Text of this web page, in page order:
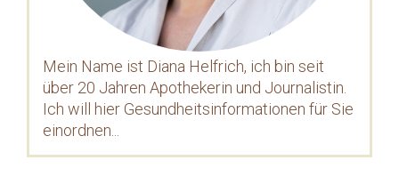
Mein Name ist Diana Helfrich, ich bin seit
über 20 Jahren Apothekerin und Journalistin.
Ich will hier Gesundheitsinformationen für Sie
einordnen...